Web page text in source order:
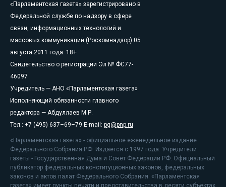
«Парламентская газета» зарегистрировано в
Федеральной службе по надзору в сфере
связи, информационных технологий и
массовых коммуникаций (Роскомнадзор) 05
августа 2011 года. 18+
Свидетельство о регистрации Эл № ФС77-
46097
Учредитель — АНО «Парламентская газета»
Исполняющий обязанности главного
редактора — Абдуллаев М.Р.
Тел.: +7 (495) 637–69–79 E-mail: pg@pnp.ru
«Парламентская газета» - официальное еженедельное издание
Федерального Собрания РФ. Издается с 1997 года. Учредители
газеты - Государственная Дума и Совет Федерации РФ. Официальный
публикатор федеральных конституционных законов, федеральных
законов и актов палат Федерального Собрания. «Парламентская
газета» имеет пункты печати и представительства в десяти субъектах